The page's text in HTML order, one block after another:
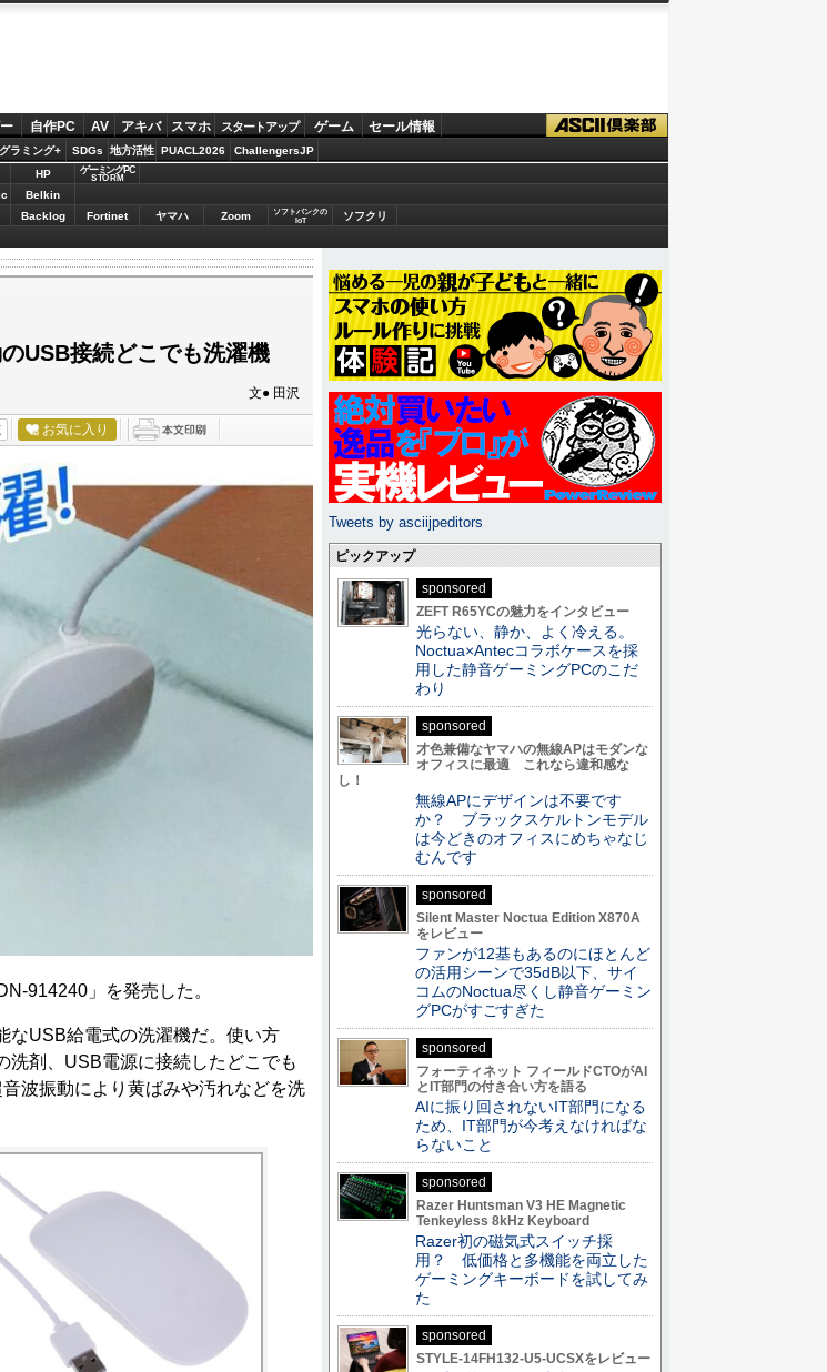
自作PC AV アキバ スマホ スタートアップ ゲーム セール情報
ラミング+ SDGs 地方活性 PUACL2026 ChallengersJP
HP ゲーミングPC
STORM
Belkin
Backlog Fortinet ヤマハ Zoom
ソフトバンクの
IoT
ソフクリ
USB接続どこでも洗濯機
文● 田沢
お気に入り
914240」を発売した。
USB給電式の洗濯機だ。使い方
洗剤、USB電源に接続したどこでも
波振動により黄ばみや汚れなどを洗
Tweets by asciijpeditors
ピックアップ
sponsored
ZEFT R65YCの魅力をインタビュー
光らない、静か、よく冷える。
Noctua×Antecコラボケースを採
用した静音ゲーミングPCのこだ
わり
sponsored
才色兼備なヤマハの無線APはモダンな
オフィスに最適 これなら違和感な
し！
無線APにデザインは不要です
か？ ブラックスケルトンモデル
は今どきのオフィスにめちゃなじ
むんです
sponsored
Silent Master Noctua Edition X870A
をレビュー
ファンが12基もあるのにほとんど
の活用シーンで35dB以下、サイ
コムのNoctua尽くし静音ゲーミン
グPCがすごすぎた
sponsored
フォーティネット フィールドCTOがAI
とIT部門の付き合い方を語る
AIに振り回されないIT部門になる
ため、IT部門が今考えなければな
らないこと
sponsored
Razer Huntsman V3 HE Magnetic
Tenkeyless 8kHz Keyboard
Razer初の磁気式スイッチ採
用？ 低価格と多機能を両立した
ゲーミングキーボードを試してみ
た
sponsored
STYLE-14FH132-U5-UCSXをレビュー